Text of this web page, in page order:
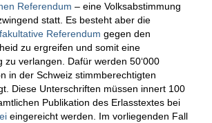
Referendum – eine Volksabstimmung
statt. Es besteht aber die
fakultative Referendum gegen den
zu ergreifen und somit eine
zu verlangen. Dafür werden 50‘000
in der Schweiz stimmberechtigten
Diese Unterschriften müssen innert 100
Publikation des Erlasstextes bei
eingereicht werden. Im vorliegenden Fall